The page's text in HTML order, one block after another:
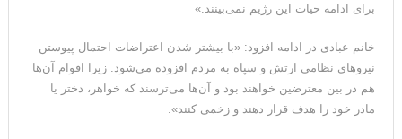
برای ادامه حیات این رژیم نمی‌بینند.»
خانم عبادی در ادامه افزود: «با بیشتر شدن اعتراضات احتمال پیوستن
نیروهای نظامی ارتش و سپاه به مردم افزوده می‌شود. زیرا اقوام آن‌ها
هم در بین معترضین خواهند بود و آن‌ها می‌ترسند که خواهر، دختر یا
مادر خود را هدف قرار دهند و زخمی کنند».